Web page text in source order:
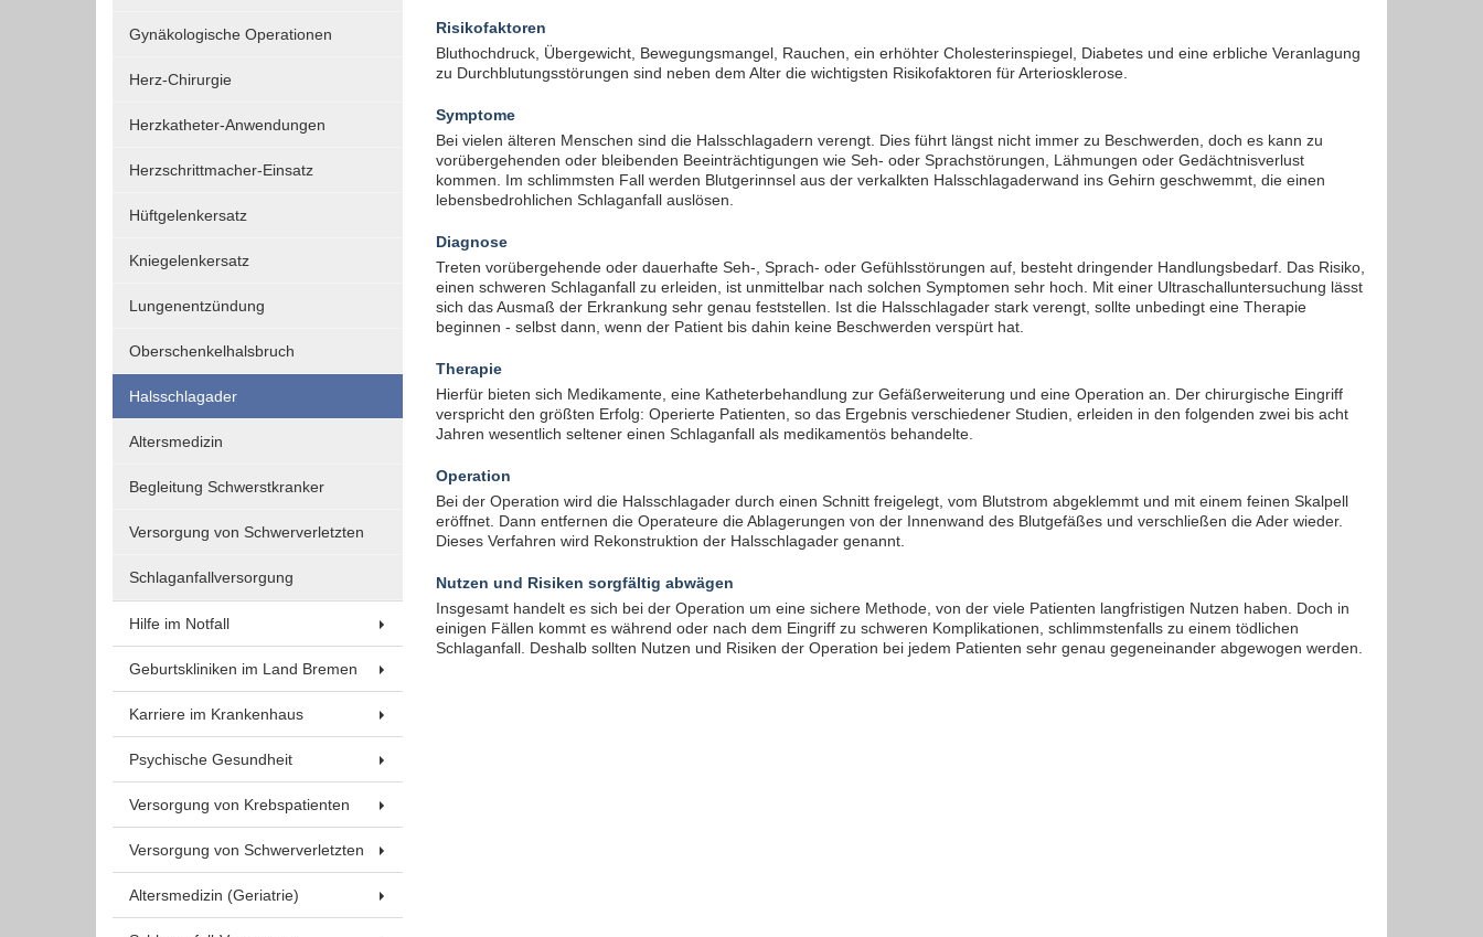
Gynäkologische Operationen
Herz-Chirurgie
Herzkatheter-Anwendungen
Herzschrittmacher-Einsatz
Hüftgelenkersatz
Kniegelenkersatz
Lungenentzündung
Oberschenkelhalsbruch
Halsschlagader
Altersmedizin
Begleitung Schwerstkranker
Versorgung von Schwerverletzten
Schlaganfallversorgung
Hilfe im Notfall
Geburtskliniken im Land Bremen
Karriere im Krankenhaus
Psychische Gesundheit
Versorgung von Krebspatienten
Versorgung von Schwerverletzten
Altersmedizin (Geriatrie)
Risikofaktoren
Bluthochdruck, Übergewicht, Bewegungsmangel, Rauchen, ein erhöhter Cholesterinspiegel, Diabetes und eine erbliche Veranlagung
zu Durchblutungsstörungen sind neben dem Alter die wichtigsten Risikofaktoren für Arteriosklerose.
Symptome
Bei vielen älteren Menschen sind die Halsschlagadern verengt. Dies führt längst nicht immer zu Beschwerden, doch es kann zu
vorübergehenden oder bleibenden Beeinträchtigungen wie Seh- oder Sprachstörungen, Lähmungen oder Gedächtnisverlust
kommen. Im schlimmsten Fall werden Blutgerinnsel aus der verkalkten Halsschlagaderwand ins Gehirn geschwemmt, die einen
lebensbedrohlichen Schlaganfall auslösen.
Diagnose
Treten vorübergehende oder dauerhafte Seh-, Sprach- oder Gefühlsstörungen auf, besteht dringender Handlungsbedarf. Das Risiko,
einen schweren Schlaganfall zu erleiden, ist unmittelbar nach solchen Symptomen sehr hoch. Mit einer Ultraschalluntersuchung lässt
sich das Ausmaß der Erkrankung sehr genau feststellen. Ist die Halsschlagader stark verengt, sollte unbedingt eine Therapie
beginnen - selbst dann, wenn der Patient bis dahin keine Beschwerden verspürt hat.
Therapie
Hierfür bieten sich Medikamente, eine Katheterbehandlung zur Gefäßerweiterung und eine Operation an. Der chirurgische Eingriff
verspricht den größten Erfolg: Operierte Patienten, so das Ergebnis verschiedener Studien, erleiden in den folgenden zwei bis acht
Jahren wesentlich seltener einen Schlaganfall als medikamentös behandelte.
Operation
Bei der Operation wird die Halsschlagader durch einen Schnitt freigelegt, vom Blutstrom abgeklemmt und mit einem feinen Skalpell
eröffnet. Dann entfernen die Operateure die Ablagerungen von der Innenwand des Blutgefäßes und verschließen die Ader wieder.
Dieses Verfahren wird Rekonstruktion der Halsschlagader genannt.
Nutzen und Risiken sorgfältig abwägen
Insgesamt handelt es sich bei der Operation um eine sichere Methode, von der viele Patienten langfristigen Nutzen haben. Doch in
einigen Fällen kommt es während oder nach dem Eingriff zu schweren Komplikationen, schlimmstenfalls zu einem tödlichen
Schlaganfall. Deshalb sollten Nutzen und Risiken der Operation bei jedem Patienten sehr genau gegeneinander abgewogen werden.
Funktionen und sind für die einwandfreie Funktion
cookie_consent
Zweck:
ausgewählten Einverständnis-
Laufzeit:
Um Inhalte von Videoplattformen und Social Media
Plattformen anzeigen zu können, werden von
Vimeo